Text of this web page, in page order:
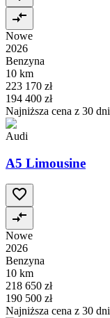
Nowe
2026
Benzyna
10 km
223 170 zł
194 400 zł
Najniższa cena z 30 dni
Audi
A5 Limousine
Nowe
2026
Benzyna
10 km
218 650 zł
190 500 zł
Najniższa cena z 30 dni